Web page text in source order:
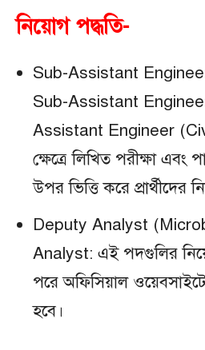
নিয়োগ পদ্ধতি-
Sub-Assistant
Sub-Assistant
Assistant Engineer
ক্ষেত্রে লিখিত পরীক্ষা এবং
উপর ভিত্তি করে প্রার্থীদের
Deputy Analyst
Analyst: এই পদগুলির
পরে অফিসিয়াল
হবে।